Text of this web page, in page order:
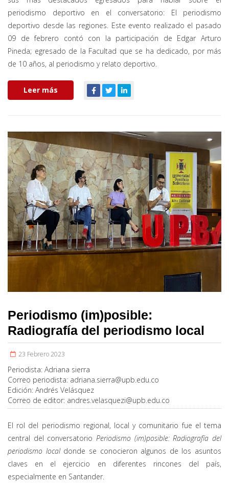
periodismo deportivo en el conversatorio: El periodismo
deportivo desde las regiones. Este evento realizado el pasado
09 de febrero contó con la participación de Edgar Arturo
Pineda; egresado de la Facultad que se ha dedicado, por más
de 10 años, al periodismo y relato deportivo.
Leer más
Periodismo (im)posible:
Radiografía del periodismo local
23 Febrero 2023
Periodista: Adriana sierra
Correo periodista: adriana.sierra@upb.edu.co
Edición: Andrés Velásquez
Correo de editor: andres.velasquezi@upb.edu.co
El rol del periodismo regional, local y comunitario fue el tema
central del conversatorio Periodismo (im)posible: Radiografía del
periodismo localdonde se conocieron algunos de los asuntos
claves en el ejercicio en diferentes rincones del país,
especialmente en Santander.